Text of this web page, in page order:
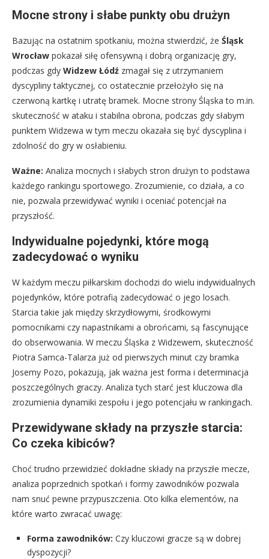
Mocne strony i słabe punkty obu drużyn
Bazując na ostatnim spotkaniu, można stwierdzić, że Śląsk
Wrocław pokazał siłę ofensywną i dobrą organizację gry,
podczas gdy Widzew Łódź zmagał się z utrzymaniem
dyscypliny taktycznej, co ostatecznie przełożyło się na
czerwoną kartkę i utratę bramek. Mocne strony Śląska to m.in.
skuteczność w ataku i stabilna obrona, podczas gdy słabym
punktem Widzewa w tym meczu okazała się być dyscyplina i
zdolność do gry w osłabieniu.
Ważne: Analiza mocnych i słabych stron drużyn to podstawa
każdego rankingu sportowego. Zrozumienie, co działa, a co
nie, pozwala przewidywać wyniki i oceniać potencjał na
przyszłość.
Indywidualne pojedynki, które mogą
zadecydować o wyniku
W każdym meczu piłkarskim dochodzi do wielu indywidualnych
pojedynków, które potrafią zadecydować o jego losach.
Starcia takie jak między skrzydłowymi, środkowymi
pomocnikami czy napastnikami a obrońcami, są fascynujące
do obserwowania. W meczu Śląska z Widzewem, skuteczność
Piotra Samca-Talarza już od pierwszych minut czy bramka
Josemy Pozo, pokazują, jak ważna jest forma i determinacja
poszczególnych graczy. Analiza tych starć jest kluczowa dla
zrozumienia dynamiki zespołu i jego potencjału w rankingach.
Przewidywane składy na przyszłe starcia:
Co czeka kibiców?
Choć trudno przewidzieć dokładne składy na przyszłe mecze,
analiza poprzednich spotkań i formy zawodników pozwala
nam snuć pewne przypuszczenia. Oto kilka elementów, na
które warto zwracać uwagę:
Forma zawodników: Czy kluczowi gracze są w dobrej
dyspozycji?